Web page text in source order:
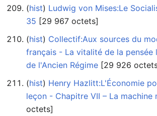
(hist) ‎ Ludwig von Mises:Le
35 ‎[29 967 octets]
(hist) ‎ Collectif:Aux sources du
français - La vitalité de la pensée
de l'Ancien Régime ‎[29 926
(hist) ‎ Henry Hazlitt:L'Économie
leçon - Chapitre VII – La machine
octets]